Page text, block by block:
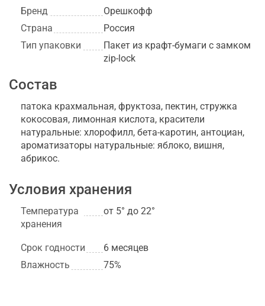
Бренд
Орешкофф
Страна
Россия
Тип упаковки
Пакет из крафт-бумаги с замком
zip-lock
Состав
патока крахмальная, фруктоза, пектин, стружка
кокосовая, лимонная кислота, красители
натуральные: хлорофилл, бета-каротин, антоциан,
ароматизаторы натуральные: яблоко, вишня,
абрикос.
Условия хранения
Температура
хранения
от 5° до 22°
Срок годности
6 месяцев
Влажность
75%